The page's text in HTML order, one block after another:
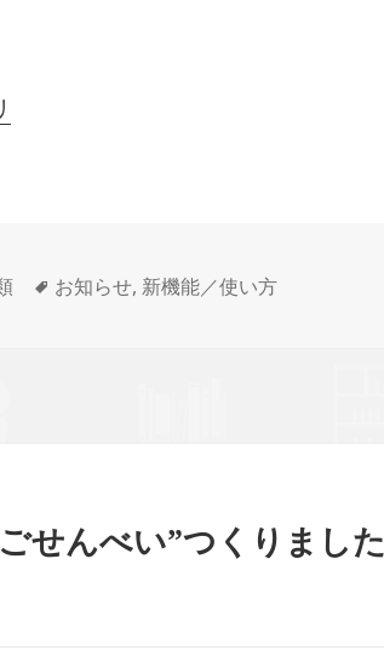
タ
お知らせ, 新機能／使い方
せんべい”つくりました